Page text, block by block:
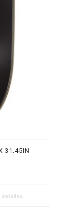
31.45IN
detalles